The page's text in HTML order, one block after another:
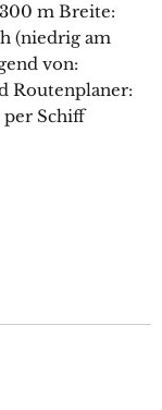
m Breite:
(niedrig am
von:
Routenplaner:
Schiff